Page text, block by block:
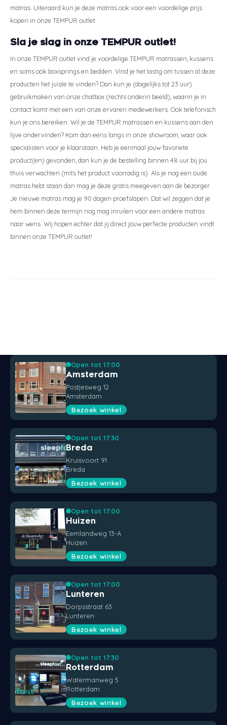
matras. Uiteraard kun je deze matras ook voor een voordelige prijs
kopen in onze TEMPUR outlet.
Sla je slag in onze TEMPUR outlet!
In onze TEMPUR outlet vind je voordelige TEMPUR matrassen, kussens
en soms ook boxsprings en bedden. Vind je het lastig om tussen al deze
producten het juiste te vinden? Dan kun je (dagelijks tot 23 uur)
gebruikmaken van onze chatbox (rechts onderin beeld), waarin je in
contact komt met een van onze ervaren medewerkers. Ook telefonisch
kun je ons bereiken. Wil je de TEMPUR matrassen en kussens aan den
lijve ondervinden? Kom dan eens langs in onze showroom, waar ook
specialisten voor je klaarstaan. Heb je eenmaal jouw favoriete
product(en) gevonden, dan kun je de bestelling binnen 48 uur bij jou
thuis verwachten (mits het product voorradig is). Als je nog een oude
matras hebt staan dan mag je deze gratis meegeven aan de bezorger.
Je nieuwe matras mag je 90 dagen proefslapen. Dat wil zeggen dat je
hem binnen deze termijn nog mag inruilen voor een andere matras
naar wens. Wij hopen echter dat jij direct jouw perfecte producten vindt
binnen onze TEMPUR outlet!
Open tot 17:00
Amsterdam
Postjesweg 12
Amsterdam
Bezoek winkel
Open tot 17:30
Breda
Kruisvoort 91
Breda
Bezoek winkel
Open tot 17:00
Huizen
Eemlandweg 13-A
Huizen
Bezoek winkel
Open tot 17:00
Lunteren
Dorpsstraat 63
Lunteren
Bezoek winkel
Open tot 17:30
Rotterdam
Watermanweg 5
Rotterdam
Bezoek winkel